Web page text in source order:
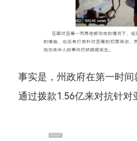
事实是，州政府在第一时
通过拨款1.56亿来对抗针对